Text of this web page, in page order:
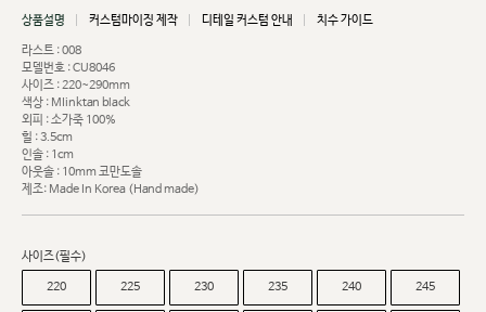
상품설명 커스텀마이징 제작 디테일 커스텀 안내 치수 가이드
라스트 : 008
모델번호 : CU8046
사이즈 : 220~290mm
색상 : MIinktan black
외피 : 소가죽 100%
힐 : 3.5cm
인솔 : 1cm
아웃솔 : 10mm 코만도솔
제조: Made In Korea (Hand made)
사이즈(필수)
220 225 230 235 240 245